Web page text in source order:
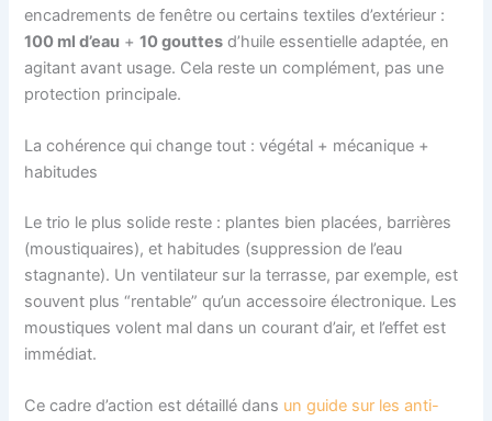
encadrements de fenêtre ou certains textiles d’extérieur :
100 ml d’eau +10 gouttes d’huile essentielle adaptée, en
agitant avant usage. Cela reste un complément, pas une
protection principale.
La cohérence qui change tout : végétal + mécanique +
habitudes
Le trio le plus solide reste : plantes bien placées, barrières
(moustiquaires), et habitudes (suppression de l’eau
stagnante). Un ventilateur sur la terrasse, par exemple, est
souvent plus “rentable” qu’un accessoire électronique. Les
moustiques volent mal dans un courant d’air, et l’effet est
immédiat.
Ce cadre d’action est détaillé dans un guide sur les anti-